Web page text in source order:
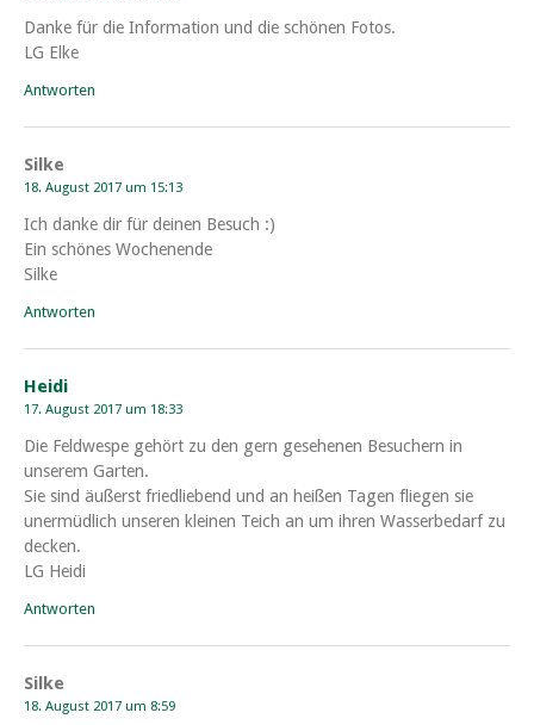
Danke für die Information und die schönen Fotos.
LG Elke
Antworten
Silke
18. August 2017 um 15:13
Ich danke dir für deinen Besuch :)
Ein schönes Wochenende
Silke
Antworten
Heidi
17. August 2017 um 18:33
Die Feldwespe gehört zu den gern gesehenen Besuchern in
unserem Garten.
Sie sind äußerst friedliebend und an heißen Tagen fliegen sie
unermüdlich unseren kleinen Teich an um ihren Wasserbedarf zu
decken.
LG Heidi
Antworten
Silke
18. August 2017 um 8:59